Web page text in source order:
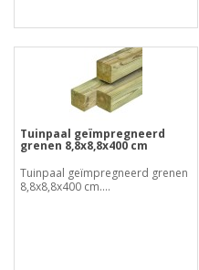
Tuinpaal geïmpregneerd
grenen 8,8x8,8x400 cm
Tuinpaal geïmpregneerd grenen
8,8x8,8x400 cm....